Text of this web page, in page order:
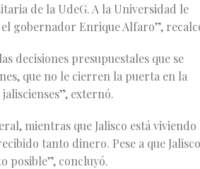
de la UdeG. A la Universidad le
el gobernador Enrique Alfaro”,
decisiones presupuestales que se
que no le cierren la puerta en la
externó.
mientras que Jalisco está viviendo
tanto dinero. Pese a que Jalisco
posible”, concluyó.